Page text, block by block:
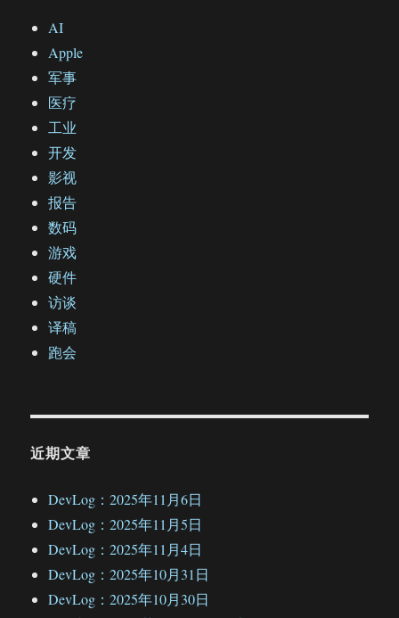
AI
Apple
军事
医疗
工业
开发
影视
报告
数码
游戏
硬件
访谈
译稿
跑会
近期文章
DevLog：2025年11月6日
DevLog：2025年11月5日
DevLog：2025年11月4日
DevLog：2025年10月31日
DevLog：2025年10月30日